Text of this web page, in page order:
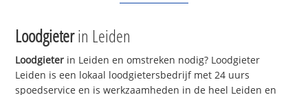
Loodgieterin Leiden
Loodgieter in Leiden en omstreken nodig? Loodgieter
Leiden is een lokaal loodgietersbedrijf met 24 uurs
spoedservice en is werkzaamheden in de heel Leiden en